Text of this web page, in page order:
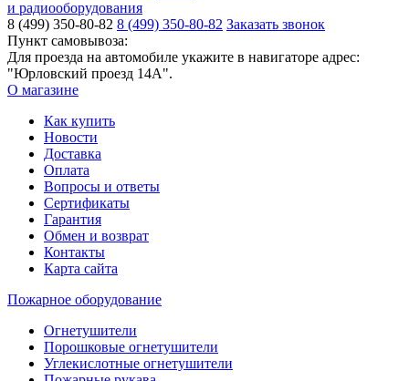
и радиооборудования
8 (499) 350-80-82 8 (499) 350-80-82 Заказать звонок
Пункт самовывоза:
Для проезда на автомобиле укажите в навигаторе адрес:
"Юрловский проезд 14А".
О магазине
Как купить
Новости
Доставка
Оплата
Вопросы и ответы
Сертификаты
Гарантия
Обмен и возврат
Контакты
Карта сайта
Пожарное оборудование
Огнетушители
Порошковые огнетушители
Углекислотные огнетушители